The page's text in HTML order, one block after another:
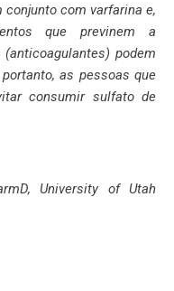
com varfarina e,
que previnem a
podem
as pessoas que
consumir sulfato de
University of Utah